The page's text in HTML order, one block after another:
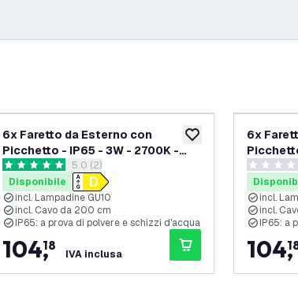
lista desideri aggiungi alla lista
6x Faretto da Esterno con
Picchetto - IP65 - 3W - 2700K -
Cavo con Spina 2 Metri - Antracite
apri il cassetto delle recensioni
5 stelle di valutazione
5.0 (2)
Disponibile
incl. Lampadine GU10
incl. Cavo da 200 cm
IP65: a prova di polvere e schizzi d'acqua
104,
18
IVA inclusa
6x
Cavo
0 stelle di
incl.
incl.
IP65: a
104,